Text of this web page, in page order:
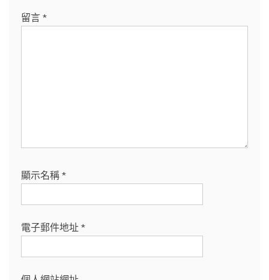
留言 *
顯示名稱 *
電子郵件地址 *